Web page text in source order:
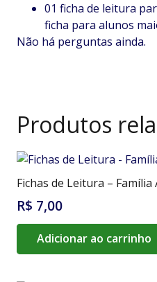
01 ficha de leitura
ficha para alunos
Não há perguntas ainda.
Produtos
Fichas de Leitura – Família
R$ 7,00
Adicionar ao carrinho